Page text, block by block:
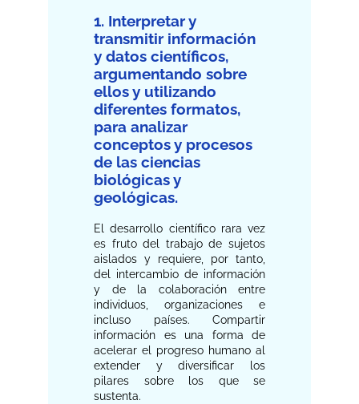
1. Interpretar y
transmitir información
y datos científicos,
argumentando sobre
ellos y utilizando
diferentes formatos,
para analizar
conceptos y procesos
de las ciencias
biológicas y
geológicas.
El desarrollo científico rara vez
es fruto del trabajo de sujetos
aislados y requiere, por tanto,
del intercambio de información
y de la colaboración entre
individuos, organizaciones e
incluso países. Compartir
información es una forma de
acelerar el progreso humano al
extender y diversificar los
pilares sobre los que se
sustenta.